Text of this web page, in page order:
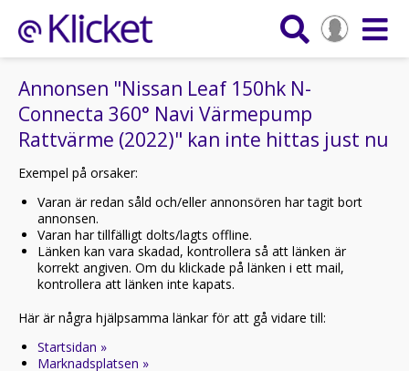
Annonsen "Nissan Leaf 150hk N-
Connecta 360° Navi Värmepump
Rattvärme (2022)" kan inte hittas just nu
Exempel på orsaker:
Varan är redan såld och/eller annonsören har tagit bort
annonsen.
Varan har tillfälligt dolts/lagts offline.
Länken kan vara skadad, kontrollera så att länken är
korrekt angiven. Om du klickade på länken i ett mail,
kontrollera att länken inte kapats.
Här är några hjälpsamma länkar för att gå vidare till:
Startsidan »
Marknadsplatsen »